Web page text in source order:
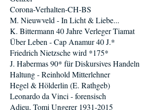
Corona-Verhalten-CH-BS
M. Nieuwveld - In Licht & Liebe...
K. Bittermann 40 Jahre Verleger Tiamat
Über Leben - Cap Anamur 40 J.*
Friedrich Nietzsche wird *175*
J. Habermas 90* für Diskursives Handeln
Haltung - Reinhold Mitterlehner
Hegel & Hölderlin (E. Rathgeb)
Leonardo da Vinci - forensisch
Adieu, Tomi Ungerer 1931-2015